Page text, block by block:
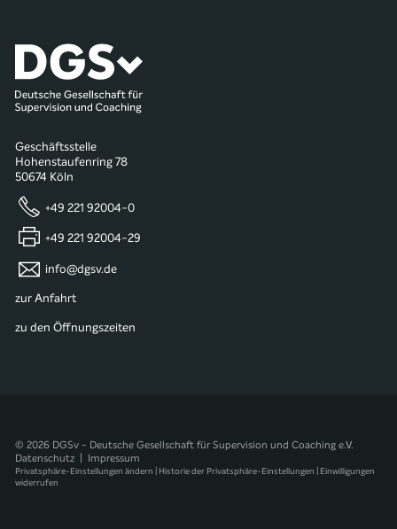
Geschäftsstelle
Hohenstaufenring 78
50674 Köln
+49 221 92004-0
+49 221 92004-29
info@dgsv.de
zur Anfahrt
zu den Öffnungszeiten
© 2026 DGSv - Deutsche Gesellschaft für Supervision und Coaching e.V.
Datenschutz
Impressum
Privatsphäre-Einstellungen ändern | Historie der Privatsphäre-Einstellungen | Einwilligungen
widerrufen